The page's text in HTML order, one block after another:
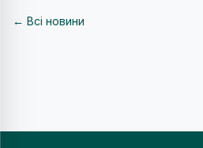
← Всі новини